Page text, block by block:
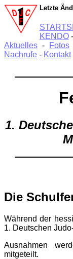
Letzte
KENDO-
Aktuelles - Fotos
Nachrufe - Kontakt
1.
Die
Während der
1. Deutschen
Ausnahmen
mitgeteilt.